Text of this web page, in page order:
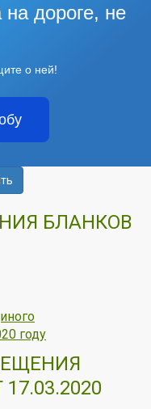
дороге, не
о ней!
БЛАНКОВ
году